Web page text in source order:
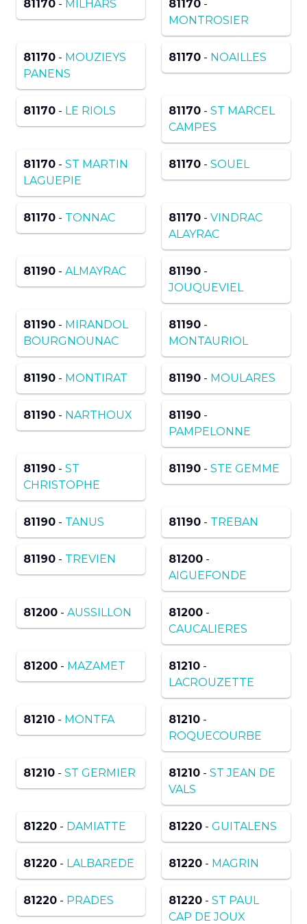
81170 - MILHARS 81170 -
MONTROSIER
81170 - MOUZIEYS
PANENS
81170 - NOAILLES
81170 - LE RIOLS 81170 - ST MARCEL
CAMPES
81170 - ST MARTIN
LAGUEPIE
81170 - SOUEL
81170 - TONNAC 81170 - VINDRAC
ALAYRAC
81190 - ALMAYRAC 81190 -
JOUQUEVIEL
81190 - MIRANDOL
BOURGNOUNAC
81190 -
MONTAURIOL
81190 - MONTIRAT 81190 - MOULARES
81190 - NARTHOUX 81190 -
PAMPELONNE
81190 - ST
CHRISTOPHE
81190 - STE GEMME
81190 - TANUS 81190 - TREBAN
81190 - TREVIEN 81200 -
AIGUEFONDE
81200 - AUSSILLON 81200 -
CAUCALIERES
81200 - MAZAMET 81210 -
LACROUZETTE
81210 - MONTFA 81210 -
ROQUECOURBE
81210 - ST GERMIER 81210 - ST JEAN DE
VALS
81220 - DAMIATTE 81220 - GUITALENS
81220 - LALBAREDE 81220 - MAGRIN
81220 - PRADES 81220 - ST PAUL
CAP DE JOUX